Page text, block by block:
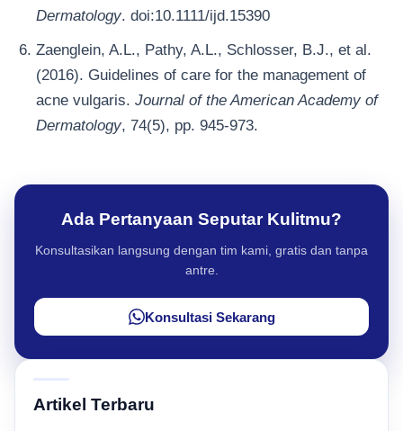
Dermatology. doi:10.1111/ijd.15390
Zaenglein, A.L., Pathy, A.L., Schlosser, B.J., et al.
(2016). Guidelines of care for the management of
acne vulgaris. Journal of the American Academy of
Dermatology, 74(5), pp. 945-973.
Ada Pertanyaan Seputar Kulitmu?
Konsultasikan langsung dengan tim kami, gratis dan tanpa
antre.
Konsultasi Sekarang
Artikel Terbaru